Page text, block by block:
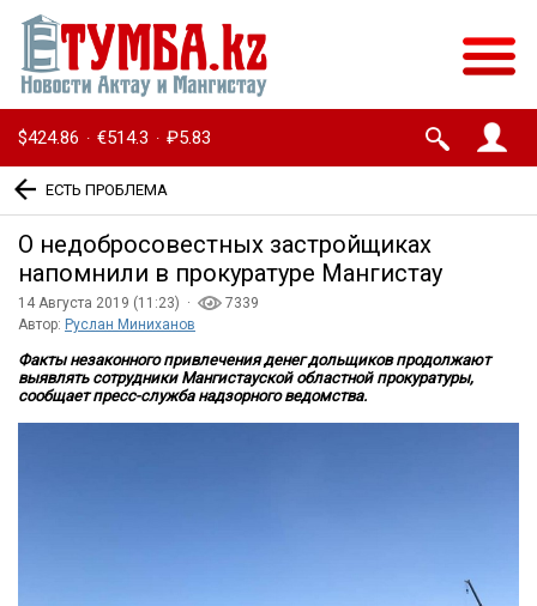
$424.86 · €514.3 · ₽5.83
ЕСТЬ ПРОБЛЕМА
О недобросовестных застройщиках
напомнили в прокуратуре Мангистау
14 Августа 2019 (11:23) ·
7339
Автор: Руслан Миниханов
Факты незаконного привлечения денег дольщиков продолжают
выявлять сотрудники Мангистауской областной прокуратуры,
сообщает пресс-служба надзорного ведомства.